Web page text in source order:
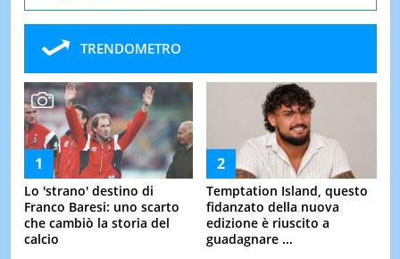
TRENDOMETRO
Lo 'strano' destino di
Franco Baresi: uno scarto
che cambiò la storia del
calcio
Temptation Island, questo
fidanzato della nuova
edizione è riuscito a
guadagnare ...